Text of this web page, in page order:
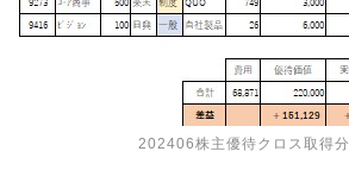
202406株主優待クロス取得分